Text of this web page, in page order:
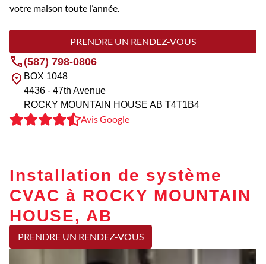
votre maison toute l’année.
PRENDRE UN RENDEZ-VOUS
(587) 798-0806
BOX 1048
4436 - 47th Avenue
ROCKY MOUNTAIN HOUSE AB T4T1B4
Avis Google
Installation de système
CVAC à ROCKY MOUNTAIN
HOUSE, AB
PRENDRE UN RENDEZ-VOUS